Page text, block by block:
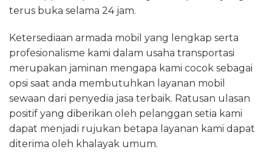
terus buka selama 24 jam.
Ketersediaan armada mobil yang lengkap serta
profesionalisme kami dalam usaha transportasi
merupakan jaminan mengapa kami cocok sebagai
opsi saat anda membutuhkan layanan mobil
sewaan dari penyedia jasa terbaik. Ratusan ulasan
positif yang diberikan oleh pelanggan setia kami
dapat menjadi rujukan betapa layanan kami dapat
diterima oleh khalayak umum.